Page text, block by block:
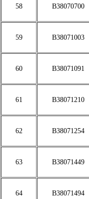
58 B38070700
59 B38071003
60 B38071091
61 B38071210
62 B38071254
63 B38071449
64 B38071494